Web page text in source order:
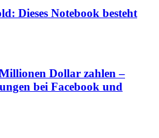
Dieses Notebook besteht
Dollar zahlen –
bei Facebook und